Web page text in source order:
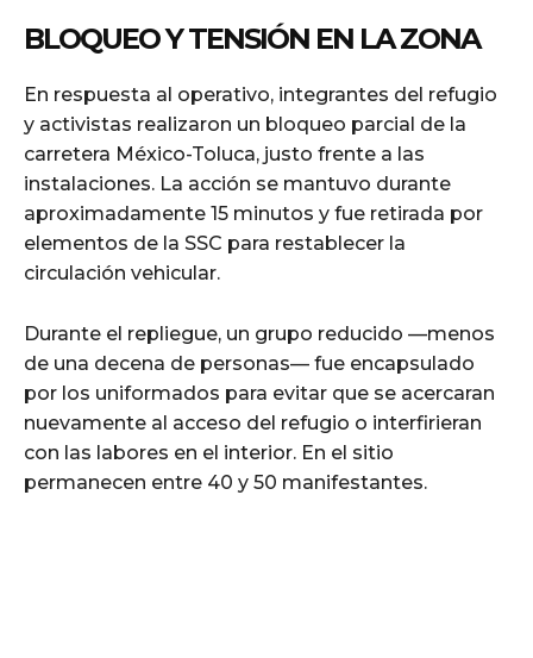
BLOQUEO Y TENSIÓN EN LA ZONA
En respuesta al operativo, integrantes del refugio
y activistas realizaron un bloqueo parcial de la
carretera México-Toluca, justo frente a las
instalaciones. La acción se mantuvo durante
aproximadamente 15 minutos y fue retirada por
elementos de la SSC para restablecer la
circulación vehicular.
Durante el repliegue, un grupo reducido —menos
de una decena de personas— fue encapsulado
por los uniformados para evitar que se acercaran
nuevamente al acceso del refugio o interfirieran
con las labores en el interior. En el sitio
permanecen entre 40 y 50 manifestantes.